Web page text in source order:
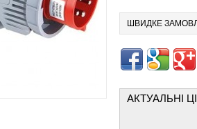
ШВИДКЕ
АКТУАЛЬНІ